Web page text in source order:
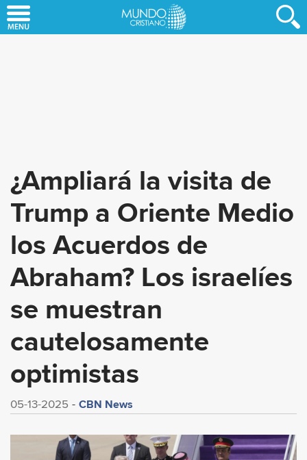
to
¿Ampliará la visita de
Trump a Oriente Medio
los Acuerdos de
Abraham? Los israelíes
se muestran
cautelosamente
optimistas
05-13-2025 CBN News